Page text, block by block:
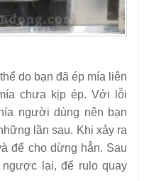
do bạn đã ép mía liên
chưa kịp ép. Với lỗi
người dùng nên bạn
lần sau. Khi xảy ra
để cho dừng hẳn. Sau
lại, để rulo quay